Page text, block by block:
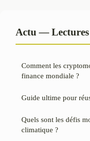
Actu — Lectures
Comment les
finance mondiale ?
Guide ultime pour
Quels sont les défis
climatique ?